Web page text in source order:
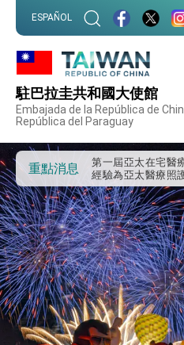
ESPAÑOL
駐巴拉圭共和國大使館
Embajada de la República de
República del Paraguay
重點消息
外交部重要言論
我國政府將在美國
事處」，進一步深
第一屆亞太在宅醫
經驗為亞太醫療照
外交部發布WHA文
及「台灣智慧醫療
世界展現台灣守護
總統出訪史瓦帝尼
走向世界 盼與理
堅定走向世界 賴總
訪問
總統與五院院長新
國家邁出合作第一
總統農曆春節談話